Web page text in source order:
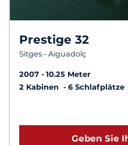
Prestige 32
Sitges - Aiguadolç
2007
10.25 Meter
2 Kabinen
6 Schlafplätze
Geben Sie